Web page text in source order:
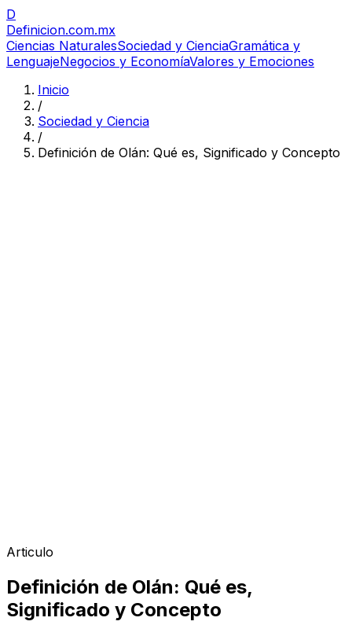
D
Definicion.com.mx
Ciencias NaturalesSociedad y CienciaGramática y
LenguajeNegocios y EconomíaValores y Emociones
Inicio
/
Sociedad y Ciencia
/
Definición de Olán: Qué es, Significado y Concepto
Articulo
Definición de Olán: Qué es,
Significado y Concepto